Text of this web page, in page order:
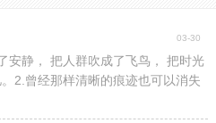
03-30
安静， 把人群吹成了飞鸟， 把时光
2.曾经那样清晰的痕迹也可以消失